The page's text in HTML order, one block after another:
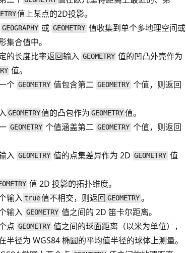
值上某点的2D投影。
GEOGRAPHY 或 GEOMETRY 值收集到单个多地理空间或
集合值中。
的长度比率返回输入 GEOMETRY 值的凹凸外壳作为
值。
个 GEOMETRY 值包含第二 GEOMETRY 个值，则返回
GEOMETRY值的凸包作为 GEOMETRY值。
GEOMETRY 个值涵盖第二 GEOMETRY 个值，则返回
入 GEOMETRY 值的点集差异作为 2D GEOMETRY 值
值 2D 投影的拓扑维度。
输入true值不相交，则返回 GEOMETRY。
输入 GEOMETRY 值之间的 2D 笛卡尔距离。
点 GEOMETRY 值之间的球面距离（以米为单位），
半径为 WGS84 椭圆的平均值半径的球体上测量。